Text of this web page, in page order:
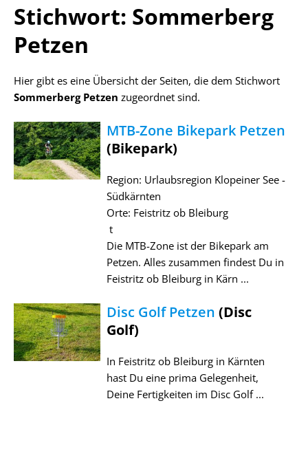
Stichwort: Sommerberg
Petzen
Hier gibt es eine Übersicht der Seiten, die dem Stichwort
Sommerberg Petzen zugeordnet sind.
MTB-Zone Bikepark Petzen
(Bikepark)
Region: Urlaubsregion Klopeiner See -
Südkärnten
Orte: Feistritz ob Bleiburg
t
Die MTB-Zone ist der Bikepark am
Petzen. Alles zusammen findest Du in
Feistritz ob Bleiburg in Kärn ...
Disc Golf Petzen (Disc
Golf)
In Feistritz ob Bleiburg in Kärnten
hast Du eine prima Gelegenheit,
Deine Fertigkeiten im Disc Golf ...